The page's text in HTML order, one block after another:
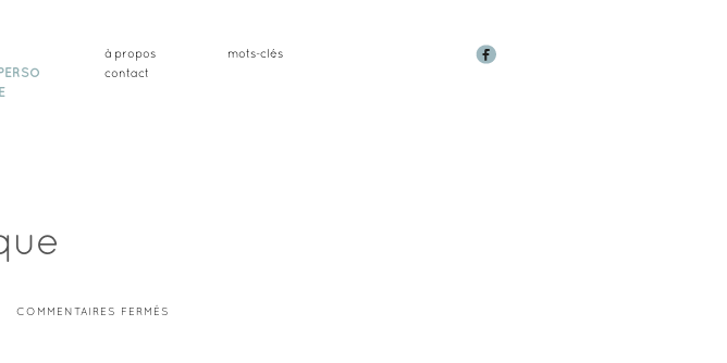
à propos
contact
mots-clés
COMMENTAIRES FERMÉS